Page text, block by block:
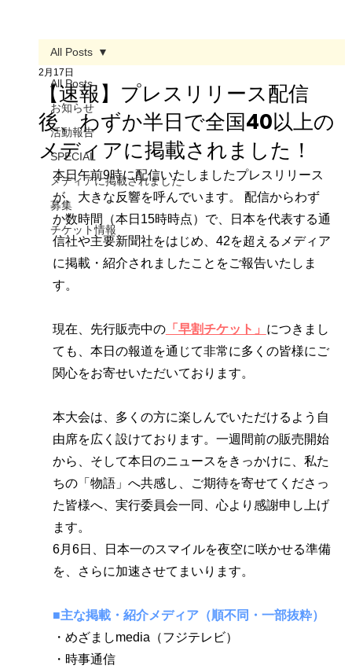
All Posts
お知らせ
活動報告
SPECIAL
メディアに掲載されました
募集
チケット情報
All Posts
【速報】プレスリリース配信
後、わずか半日で全国40以上の
メディアに掲載されました！
2月17日
本日午前9時に配信いたしましたプレスリリース
が、大きな反響を呼んでいます。 配信からわず
か数時間（本日15時時点）で、日本を代表する通
信社や主要新聞社をはじめ、42を超えるメディア
に掲載・紹介されましたことをご報告いたしま
す。
現在、先行販売中の「早割チケット」 につきまし
ても、本日の報道を通じて非常に多くの皆様にご
関心をお寄せいただいております。
本大会は、多くの方に楽しんでいただけるよう自
由席を広く設けております。一週間前の販売開始
から、そして本日のニュースをきっかけに、私た
ちの「物語」へ共感し、ご期待を寄せてくださっ
た皆様へ、実行委員会一同、心より感謝申し上げ
ます。
6月6日、日本一のスマイルを夜空に咲かせる準備
を、さらに加速させてまいります。
■主な掲載・紹介メディア（順不同・一部抜粋）
・めざましmedia（フジテレビ）
・時事通信